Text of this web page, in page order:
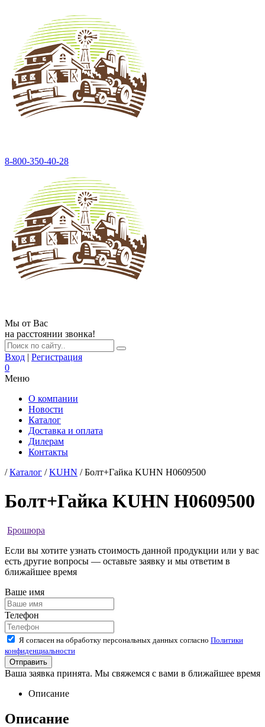
8-800-350-40-28
Мы от Вас
на расстоянии звонка!
Вход | Регистрация
0
Меню
О компании
Новости
Каталог
Доставка и оплата
Дилерам
Контакты
/Каталог /KUHN / Болт+Гайка KUHN H0609500
Болт+Гайка KUHN H0609500
Брошюра
Если вы хотите узнать стоимость данной продукции или у вас
есть другие вопросы — оставьте заявку и мы ответим в
ближайшее время
Ваше имя
Телефон
Я согласен на обработку персональных данных согласно Политики
конфиденциальности
Ваша заявка принята. Мы свяжемся с вами в ближайшее время
Описание
Описание